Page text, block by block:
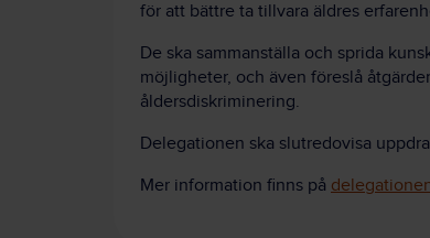
för att bättre ta tillvara äldres
De ska sammanställa och sprida
möjligheter, och även föreslå
åldersdiskriminering.
Delegationen ska slutredovisa
Mer information finns på